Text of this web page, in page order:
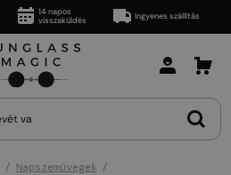
14 napos
visszaküldés
Ingyenes szállítás
Napszemüvegek